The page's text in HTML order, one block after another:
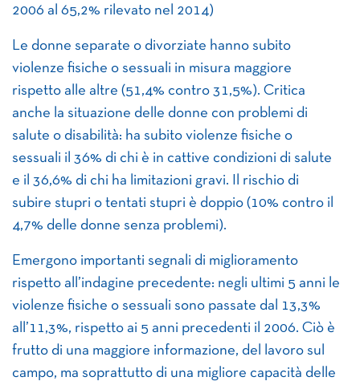
2006 al 65,2% rilevato nel 2014)
Le donne separate o divorziate hanno subito
violenze fisiche o sessuali in misura maggiore
rispetto alle altre (51,4% contro 31,5%). Critica
anche la situazione delle donne con problemi di
salute o disabilità: ha subito violenze fisiche o
sessuali il 36% di chi è in cattive condizioni di salute
e il 36,6% di chi ha limitazioni gravi. Il rischio di
subire stupri o tentati stupri è doppio (10% contro il
4,7% delle donne senza problemi).
Emergono importanti segnali di miglioramento
rispetto all’indagine precedente: negli ultimi 5 anni le
violenze fisiche o sessuali sono passate dal 13,3%
all’11,3%, rispetto ai 5 anni precedenti il 2006. Ciò è
frutto di una maggiore informazione, del lavoro sul
campo, ma soprattutto di una migliore capacità delle